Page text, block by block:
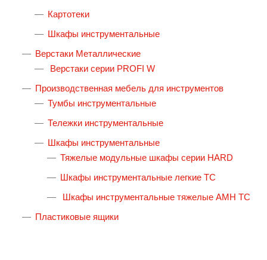
Картотеки
Шкафы инструментальные
Верстаки Металлические
Верстаки серии PROFI W
Производственная мебель для инструментов
Тумбы инструментальные
Тележки инструментальные
Шкафы инструментальные
Тяжелые модульные шкафы серии HARD
Шкафы инструментальные легкие ТС
Шкафы инструментальные тяжелые AMH TC
Пластиковые ящики